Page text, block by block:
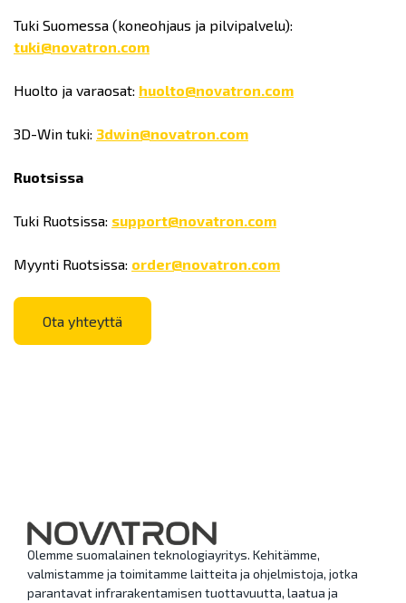
Tuki Suomessa (koneohjaus ja pilvipalvelu):
tuki@novatron.com
Huolto ja varaosat: huolto@novatron.com
3D-Win tuki: 3dwin@novatron.com
Ruotsissa
Tuki Ruotsissa: support@novatron.com
Myynti Ruotsissa: order@novatron.com
Ota yhteyttä
Olemme suomalainen teknologiayritys. Kehitämme,
valmistamme ja toimitamme laitteita ja ohjelmistoja, jotka
parantavat infrarakentamisen tuottavuutta, laatua ja